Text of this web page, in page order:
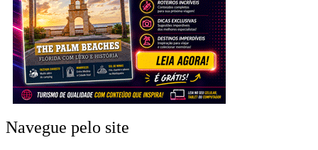
Navegue pelo site